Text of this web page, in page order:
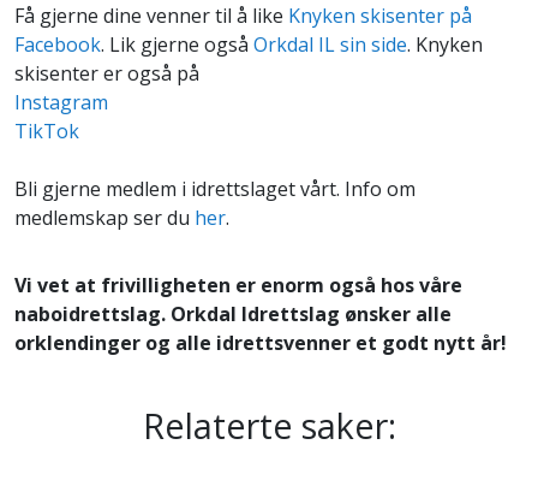
Få gjerne dine venner til å like Knyken skisenter på
Facebook. Lik gjerne også Orkdal IL sin side. Knyken
skisenter er også på
Instagram
TikTok
Bli gjerne medlem i idrettslaget vårt. Info om
medlemskap ser du her.
Vi vet at frivilligheten er enorm også hos våre
naboidrettslag. Orkdal Idrettslag ønsker alle
orklendinger og alle idrettsvenner et godt nytt år!
Relaterte saker: